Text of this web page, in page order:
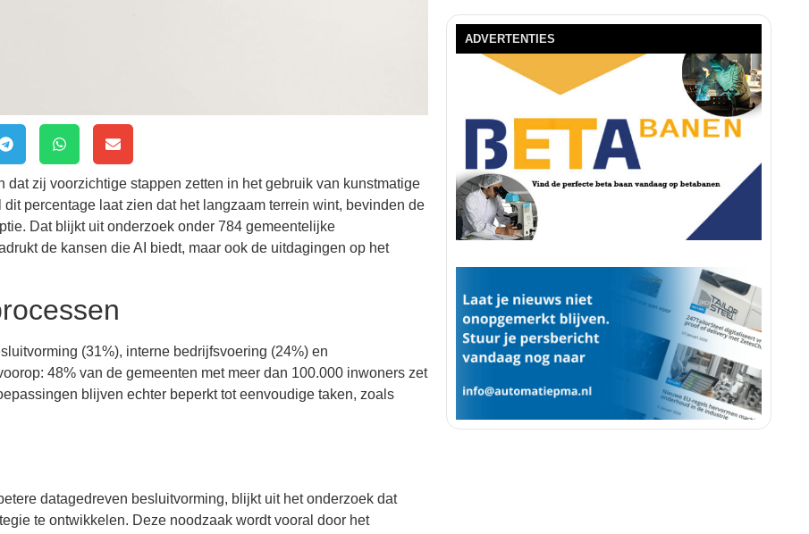
zij voorzichtige stappen zetten in het gebruik van kunstmatige
percentage laat zien dat het langzaam terrein wint, bevinden de
Dat blijkt uit onderzoek onder 784 gemeentelijke
de kansen die AI biedt, maar ook de uitdagingen op het
(31%), interne bedrijfsvoering (24%) en
48% van de gemeenten met meer dan 100.000 inwoners zet
blijven echter beperkt tot eenvoudige taken, zoals
datagedreven besluitvorming, blijkt uit het onderzoek dat
te ontwikkelen. Deze noodzaak wordt vooral door het
ADVERTENTIES